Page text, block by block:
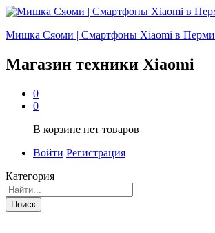
Мишка Сяоми | Смартфоны Xiaomi в Перми
Магазин техники Xiaomi
0
0
В корзине нет товаров
Войти Регистрация
Категория
Поиск